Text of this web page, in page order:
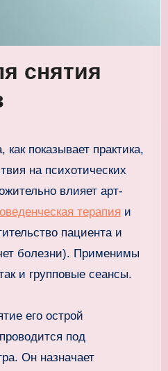
снятия
показывает практика,
на психотических
влияет арт-
терапия и
пациента и
болезни). Применимы
и групповые сеансы.
его острой
под
Он назначает